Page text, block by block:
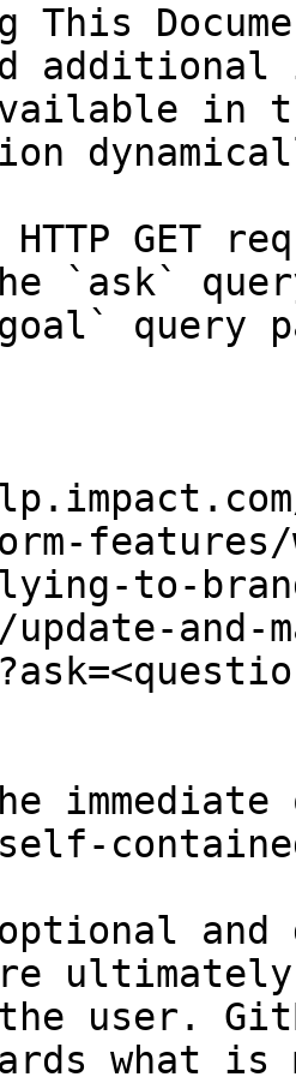
This
in
HTTP GET
`ask`
query
to-
update-
and
user.
what